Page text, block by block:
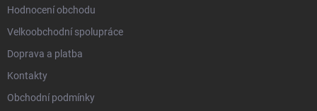
Hodnocení obchodu
Velkoobchodní spolupráce
Doprava a platba
Kontakty
Obchodní podmínky